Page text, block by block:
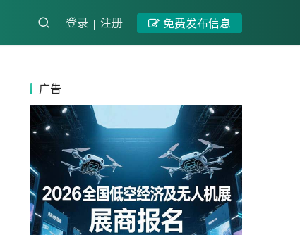
登录 注册 免费发布信息
广告